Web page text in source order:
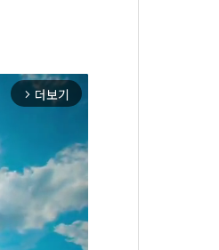
arrow_forward_ios 더보기